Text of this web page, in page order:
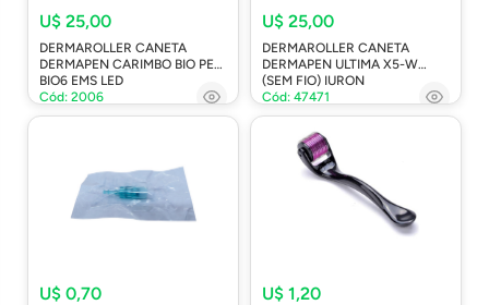
U$ 25,00
DERMAROLLER CANETA
DERMAPEN CARIMBO BIO PEN
BIO6 EMS LED
Cód: 2006
U$ 25,00
DERMAROLLER CANETA
DERMAPEN ULTIMA X5-W
(SEM FIO) IURON
Cód: 47471
U$ 0,70 U$ 1,20